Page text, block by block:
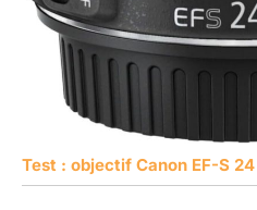
Test : objectif Canon EF-S